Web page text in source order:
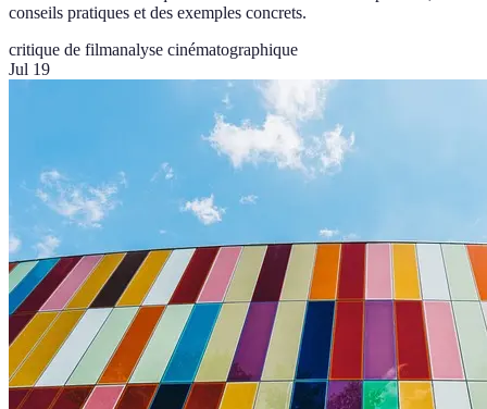
conseils pratiques et des exemples concrets.
critique de filmanalyse cinématographique
Jul 19